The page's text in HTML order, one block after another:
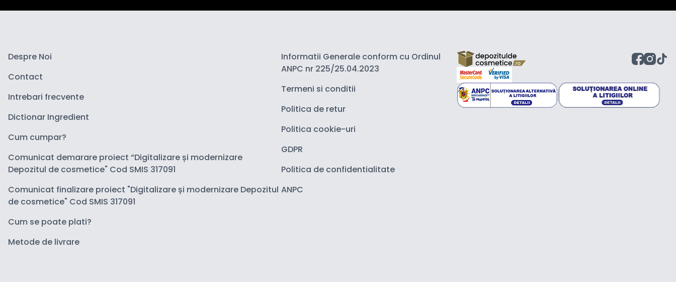
Despre Noi
Contact
Intrebari frecvente
Dictionar Ingredient
Cum cumpar?
Comunicat demarare proiect “Digitalizare și modernizare
Depozitul de cosmetice" Cod SMIS 317091
Comunicat finalizare proiect "Digitalizare și modernizare Depozitul
de cosmetice" Cod SMIS 317091
Cum se poate plati?
Metode de livrare
Informatii Generale conform cu Ordinul
ANPC nr 225/25.04.2023
Termeni si conditii
Politica de retur
Politica cookie-uri
GDPR
Politica de confidentialitate
ANPC